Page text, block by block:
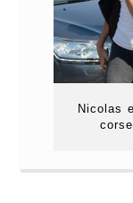
Nicolas